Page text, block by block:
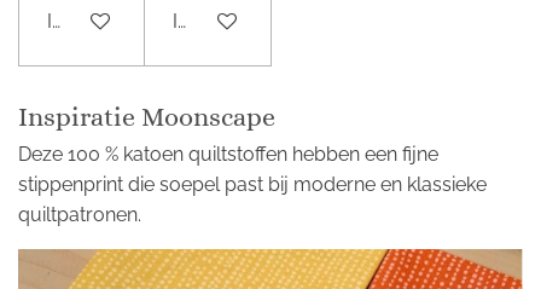
In winkelwagenIn winkelwagen
Inspiratie Moonscape
Deze 100 % katoen quiltstoffen hebben een fijne
stippenprint die soepel past bij moderne en klassieke
quiltpatronen.